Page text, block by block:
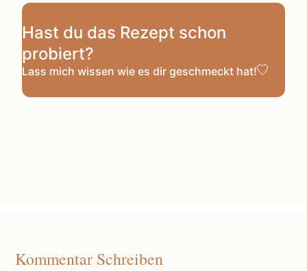
Hast du das Rezept schon
probiert?
Lass mich wissen wie es dir geschmeckt hat!
Kommentar Schreiben